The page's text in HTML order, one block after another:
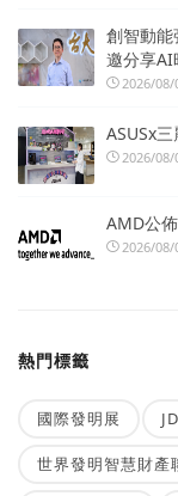
創智動
邀分享AI
2026/08/
ASUSx
2026/08/
AMD公
2026/08/
熱門標籤
國際發明展
世界發明智慧財產